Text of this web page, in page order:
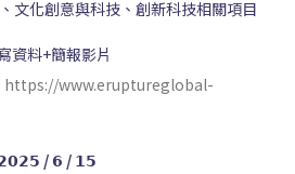
文化創意與科技、創新科技相關項目
資料+簡報影片
https://www.eruptureglobal-
𝟮𝟬𝟮𝟱 / 𝟲 / 𝟭𝟱